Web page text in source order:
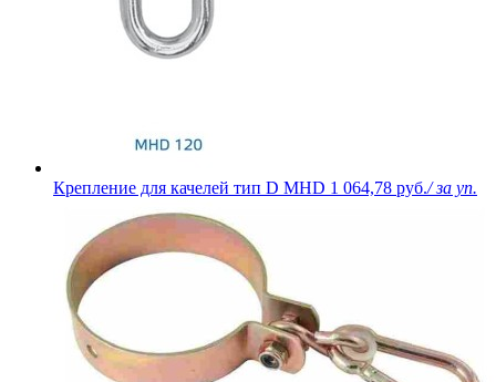
Крепление для качелей тип D MHD 1 064,78 руб./ за уп.